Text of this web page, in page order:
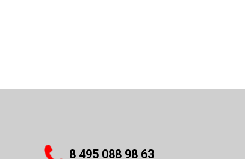
8 495 088 98 63